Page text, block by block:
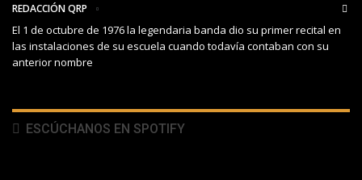
REDACCIÓN QRP
El 1 de octubre de 1976 la legendaria banda dio su primer recital en
las instalaciones de su escuela cuando todavía contaban con su
anterior nombre
ESCÚCHANOS EN SPOTIFY